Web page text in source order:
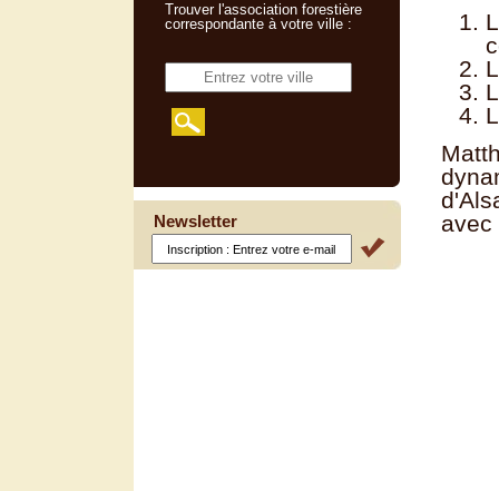
avec
Trouver l'association forestière
correspondante à votre ville :
Newsletter